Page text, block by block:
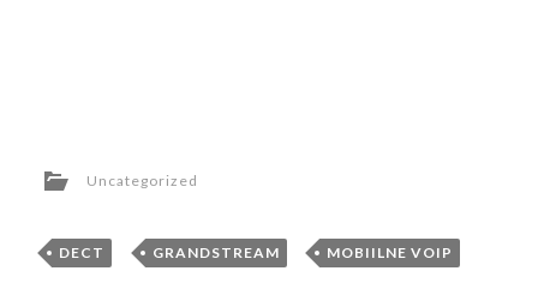
Uncategorized
DECT , GRANDSTREAM , MOBIILNE VOIP